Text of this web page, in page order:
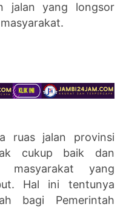
jalan yang longsor
ruas jalan provinsi
cukup baik dan
masyarakat yang
Hal ini tentunya
bagi Pemerintah